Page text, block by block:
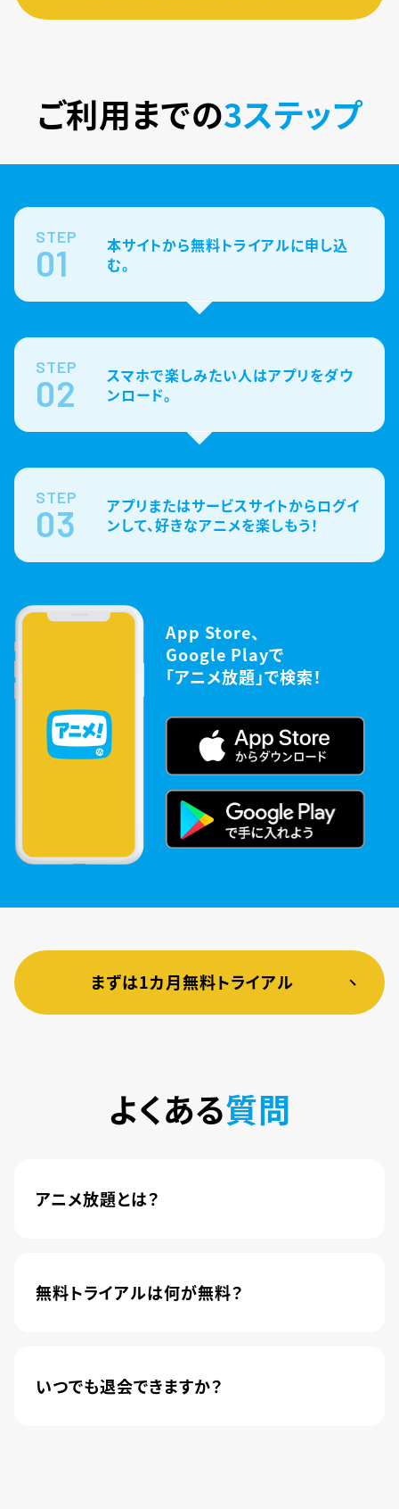
ご利用までの3ステップ
STEP
01
本サイトから無料トライアルに申し込
む。
STEP
02
スマホで楽しみたい人はアプリをダウ
ンロード。
STEP
03
アプリまたはサービスサイトからログイ
ンして、好きなアニメを楽しもう！
App Store、
Google Playで
「アニメ放題」で検索！
まずは1カ月無料トライアル
よくある質問
アニメ放題とは？
されました。
無料トライアルは何が無料？
いつでも退会できますか？